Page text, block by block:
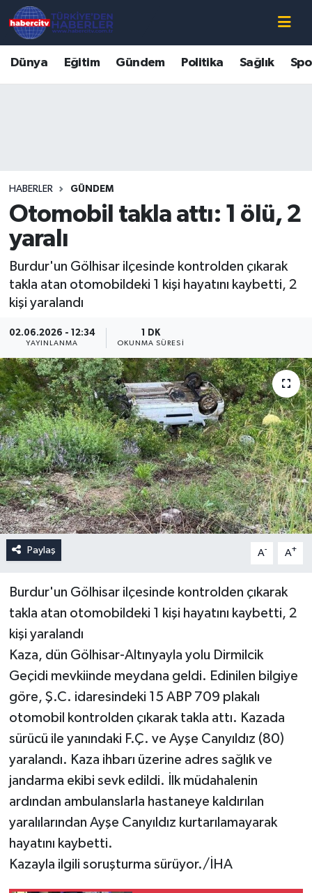
Dünya Eğitim Gündem Politika Sağlık
HABERLER GÜNDEM
Otomobil takla attı: 1 ölü, 2
yaralı
Burdur'un Gölhisar ilçesinde kontrolden çıkarak
takla atan otomobildeki 1 kişi hayatını kaybetti, 2
kişi yaralandı
02.06.2026 - 12:34
YAYINLANMA
1 DK
OKUNMA SÜRESI
Paylaş A- A+
Burdur'un Gölhisar ilçesinde kontrolden çıkarak
takla atan otomobildeki 1 kişi hayatını kaybetti, 2
kişi yaralandı
Kaza, dün Gölhisar-Altınyayla yolu Dirmilcik
Geçidi mevkiinde meydana geldi. Edinilen bilgiye
göre, Ş.C. idaresindeki 15 ABP 709 plakalı
otomobil kontrolden çıkarak takla attı. Kazada
sürücü ile yanındaki F.Ç. ve Ayşe Canyıldız (80)
yaralandı. Kaza ihbarı üzerine adres sağlık ve
jandarma ekibi sevk edildi. İlk müdahalenin
ardından ambulanslarla hastaneye kaldırılan
yaralılarından Ayşe Canyıldız kurtarılamayarak
hayatını kaybetti.
Kazayla ilgili soruşturma sürüyor./İHA
Süper Lig Puan Durumu ve Fikstür
Tüm Manşetler
Son Dakika Haberleri
Haber Arşivi